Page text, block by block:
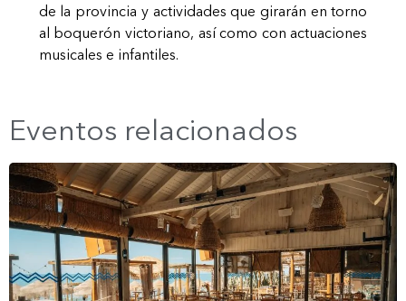
de la provincia y actividades que girarán en torno
al boquerón victoriano, así como con actuaciones
musicales e infantiles.
Eventos relacionados